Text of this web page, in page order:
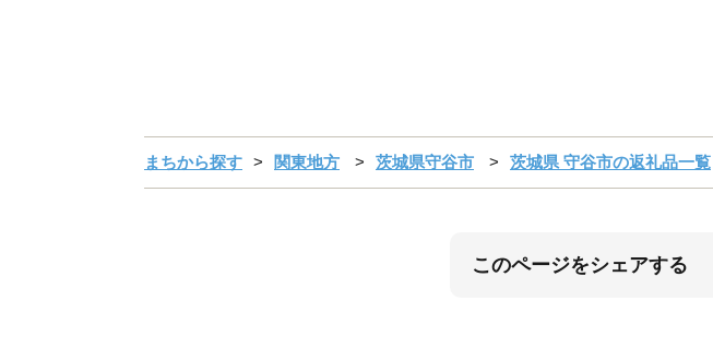
まちから探す 関東地方 茨城県守谷市 茨城県 守谷市の返礼品一覧
このページをシェアする